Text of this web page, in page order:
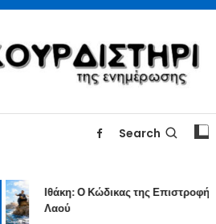
Search
Ιθάκη: Ο Κώδικας της Επιστροφής
Λαού